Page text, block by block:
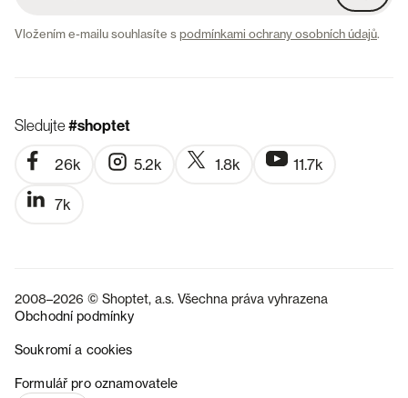
Vložením e-mailu souhlasíte spodmínkami ochrany osobních údajů.
Sledujte#shoptet
26k 5.2k 1.8k 11.7k
7k
2008–2026 © Shoptet, a.s. Všechna práva vyhrazena
Obchodní podmínky
Soukromí a cookies
Formulář pro oznamovatele